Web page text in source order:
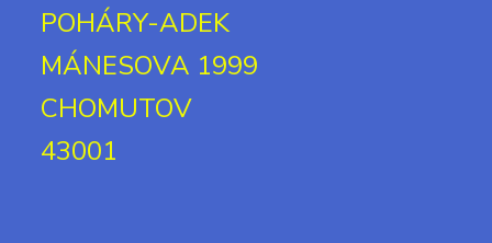
POHÁRY-ADEK
MÁNESOVA 1999
CHOMUTOV
43001